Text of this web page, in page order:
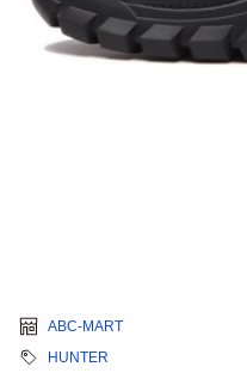
ABC-MART
HUNTER